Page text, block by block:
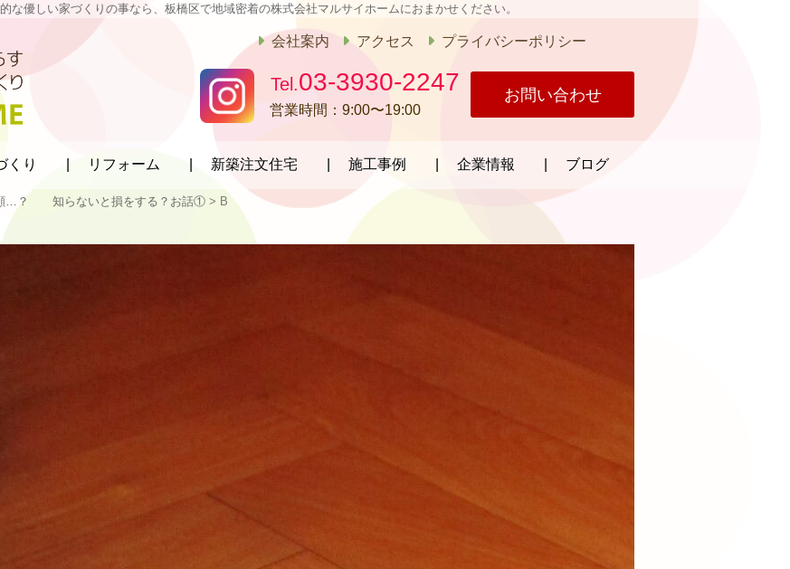
な優しい家づくりの事なら、板橋区で地域密着の株式会社マルサイホームにおまかせください。
会社案内 アクセス プライバシーポリシー
03-3930-2247
営業時間：9:00〜19:00
お問い合わせ
くり リフォーム 新築注文住宅 施工事例 企業情報 ブログ
顔…？ 知らないと損をする？お話① > B